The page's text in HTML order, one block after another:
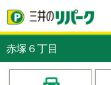
赤塚６丁目